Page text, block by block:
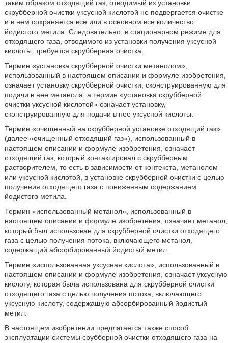
таким образом отходящий газ, отводимый из установки
скрубберной очистки уксусной кислотой не подвергается очистке
и в нем сохраняется все или в основном все количество
йодистого метила. Следовательно, в стационарном режиме для
отходящего газа, отводимого из установки получения уксусной
кислоты, требуется скрубберная очистка.
Термин «установка скрубберной очистки метанолом»,
использованный в настоящем описании и формуле изобретения,
означает установку скрубберной очистки, сконструированную для
подачи в нее метанола, а термин «установка скрубберной
очистки уксусной кислотой» означает установку,
сконструированную для подачи в нее уксусной кислоты.
Термин «очищенный на скрубберной установке отходящий газ»
(далее «очищенный отходящий газ»), использованный в
настоящем описании и формуле изобретения, означает
отходящий газ, который контактировал с скрубберным
растворителем, то есть в зависимости от контекста, метанолом
или уксусной кислотой, в установке скрубберной очистки с целью
получения отходящего газа с пониженным содержанием
йодистого метила.
Термин «использованный метанол», использованный в
настоящем описании и формуле изобретения, означает метанол,
который был использован для скрубберной очистки отходящего
газа с целью получения потока, включающего метанол,
содержащий абсорбированный йодистый метил.
Термин «использованная уксусная кислота», использованный в
настоящем описании и формуле изобретения, означает уксусную
кислоту, которая была использована для скрубберной очистки
отходящего газа с целью получения потока, включающего
уксусную кислоту, содержащую абсорбированный йодистый
метил.
В настоящем изобретении предлагается также способ
эксплуатации системы срубберной очистки отходящего газа на